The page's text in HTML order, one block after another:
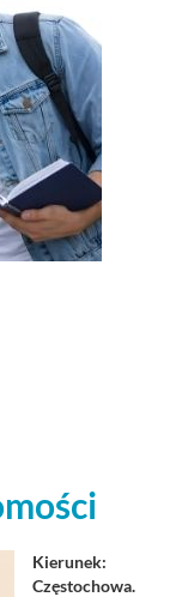
Kierunek:
Częstochowa.